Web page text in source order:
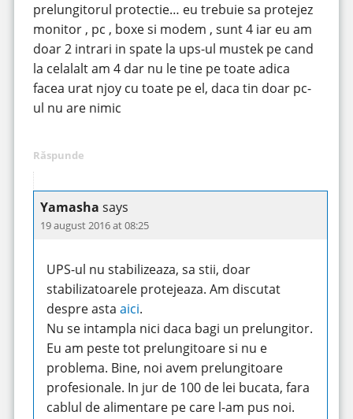
prelungitorul protectie… eu trebuie sa protejez
monitor , pc , boxe si modem , sunt 4 iar eu am
doar 2 intrari in spate la ups-ul mustek pe cand
la celalalt am 4 dar nu le tine pe toate adica
facea urat njoy cu toate pe el, daca tin doar pc-
ul nu are nimic
Răspunde
Yamasha says
19 august 2016 at 08:25
UPS-ul nu stabilizeaza, sa stii, doar
stabilizatoarele protejeaza. Am discutat
despre asta aici.
Nu se intampla nici daca bagi un prelungitor.
Eu am peste tot prelungitoare si nu e
problema. Bine, noi avem prelungitoare
profesionale. In jur de 100 de lei bucata, fara
cablul de alimentare pe care l-am pus noi.